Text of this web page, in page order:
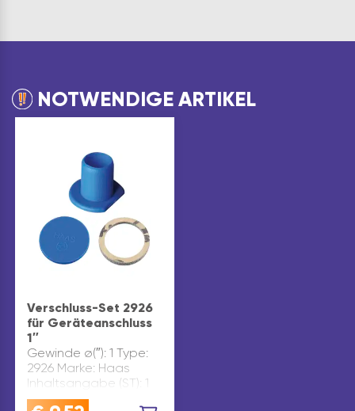
NOTWENDIGE ARTIKEL
Verschluss-Set 2926
für Geräteanschluss
1″
Gewinde ø(″): 1 Type:
2926 Marke: Haas
Inhaltsangabe (ST): 1